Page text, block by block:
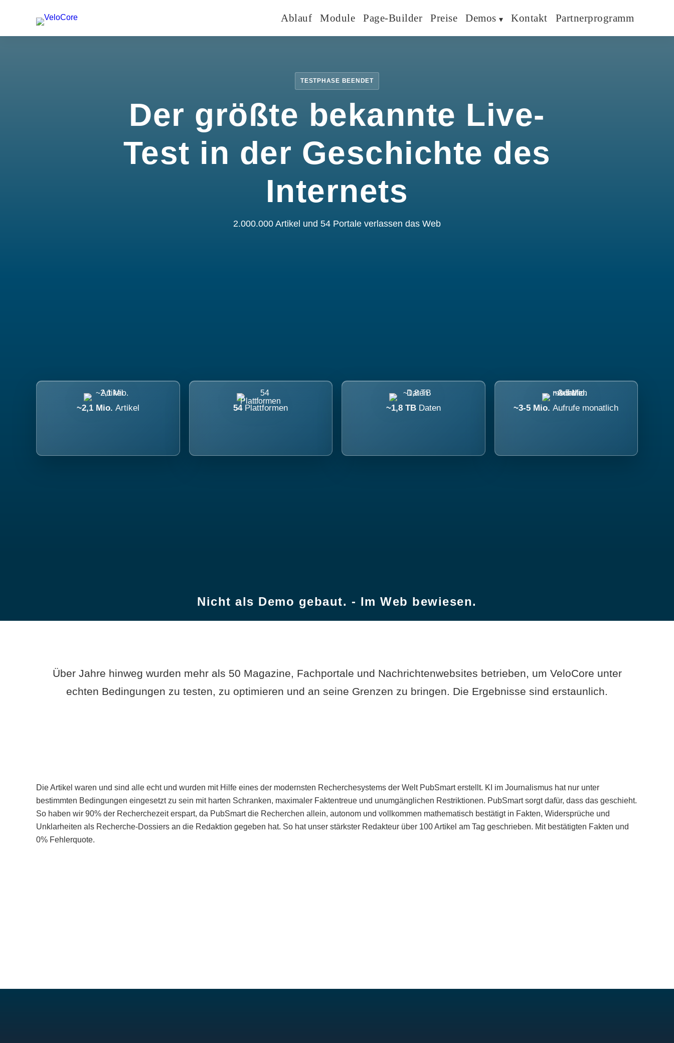
Ablauf Module Page-Builder Preise Demos Kontakt Partnerprogramm
TESTPHASE BEENDET
Der größte bekannte Live-
Test in der Geschichte des
Internets
2.000.000 Artikel und 54 Portale verlassen das Web
~2,1 Mio. Artikel 54 Plattformen ~1,8 TB Daten ~3-5 Mio.Aufrufe monatlich
Nicht als Demo gebaut. - Im Web bewiesen.
Über Jahre hinweg wurden mehr als 50 Magazine, Fachportale und Nachrichtenwebsites betrieben, um VeloCore unter
echten Bedingungen zu testen, zu optimieren und an seine Grenzen zu bringen. Die Ergebnisse sind erstaunlich.
Die Artikel waren und sind alle echt und wurden mit Hilfe eines der modernsten Recherchesystems der Welt PubSmart erstellt. KI im Journalismus hat nur unter
bestimmten Bedingungen eingesetzt zu sein mit harten Schranken, maximaler Faktentreue und unumgänglichen Restriktionen. PubSmart sorgt dafür, dass das geschieht.
So haben wir 90% der Recherchezeit erspart, da PubSmart die Recherchen allein, autonom und vollkommen mathematisch bestätigt in Fakten, Widersprüche und
Unklarheiten als Recherche-Dossiers an die Redaktion gegeben hat. So hat unser stärkster Redakteur über 100 Artikel am Tag geschrieben. Mit bestätigten Fakten und
0% Fehlerquote.